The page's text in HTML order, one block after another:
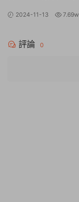
2024-11-13 7.69w
評論 0